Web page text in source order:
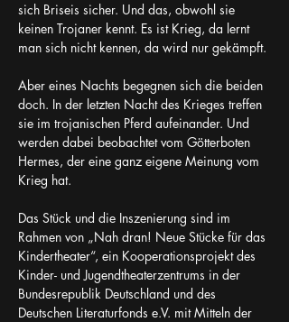
sich Briseis sicher. Und das, obwohl sie
keinen Trojaner kennt. Es ist Krieg, da lernt
man sich nicht kennen, da wird nur gekämpft.
Aber eines Nachts begegnen sich die beiden
doch. In der letzten Nacht des Krieges treffen
sie im trojanischen Pferd aufeinander. Und
werden dabei beobachtet vom Götterboten
Hermes, der eine ganz eigene Meinung vom
Krieg hat.
Das Stück und die Inszenierung sind im
Rahmen von „Nah dran! Neue Stücke für das
Kindertheater“, ein Kooperationsprojekt des
Kinder- und Jugendtheaterzentrums in der
Bundesrepublik Deutschland und des
Deutschen Literaturfonds e.V. mit Mitteln der